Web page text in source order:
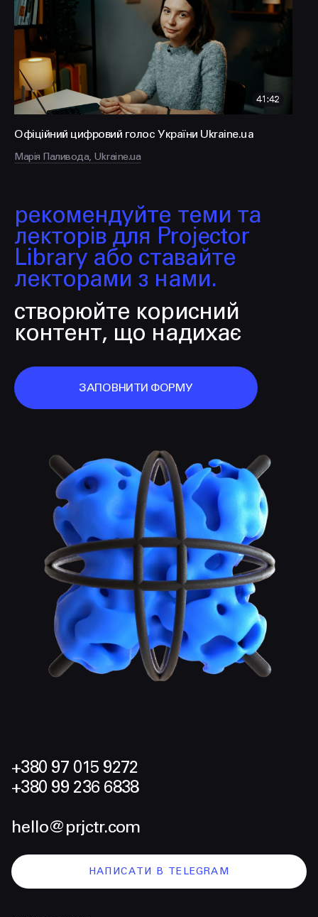
FACEBOOK LINKEDIN
41:42
Офіційний цифровий голос України Ukraine.ua
Марія Паливода, Ukraine.ua
рекомендуйте теми та
лекторів для Projector
Library або ставайте
лекторами з нами.
створюйте корисний
контент, що надихає
ЗАПОВНИТИ ФОРМУ
+380 97 015 9272
+380 99 236 6838
hello@prjctr.com
НАПИСАТИ В TELEGRAM